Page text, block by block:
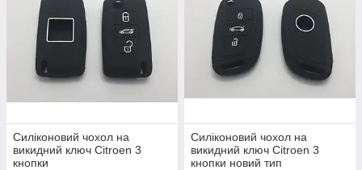
Силіконовий чохол на
викидний ключ Citroen 3
кнопки
Силіконовий чохол на
викидний ключ Citroen 3
кнопки новий тип